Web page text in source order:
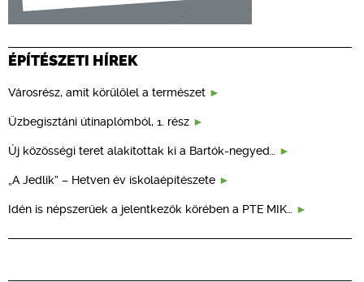
ÉPÍTÉSZETI HÍREK
Városrész, amit körülölel a természet
Üzbegisztáni útinaplómból, 1. rész
Új közösségi teret alakítottak ki a Bartók-negyed…
„A Jedlik” – Hetven év iskolaépítészete
Idén is népszerűek a jelentkezők körében a PTE MIK…